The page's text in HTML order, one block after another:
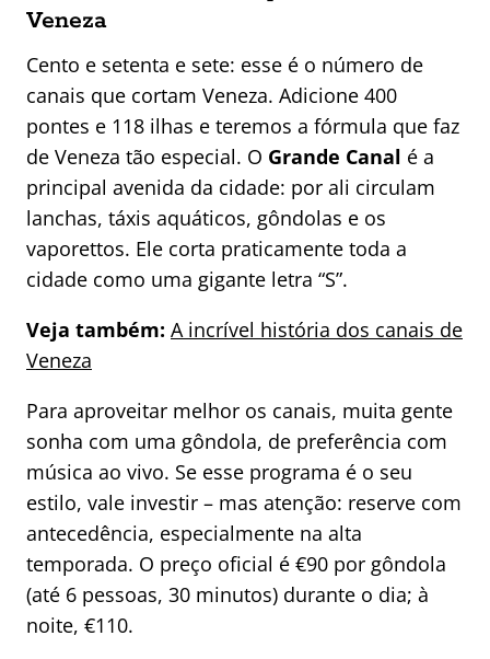
Veneza
Cento e setenta e sete: esse é o número de
canais que cortam Veneza. Adicione 400
pontes e 118 ilhas e teremos a fórmula que faz
de Veneza tão especial. O Grande Canal é a
principal avenida da cidade: por ali circulam
lanchas, táxis aquáticos, gôndolas e os
vaporettos. Ele corta praticamente toda a
cidade como uma gigante letra “S”.
Veja também: A incrível história dos canais de
Veneza
Para aproveitar melhor os canais, muita gente
sonha com uma gôndola, de preferência com
música ao vivo. Se esse programa é o seu
estilo, vale investir – mas atenção: reserve com
antecedência, especialmente na alta
temporada. O preço oficial é €90 por gôndola
(até 6 pessoas, 30 minutos) durante o dia; à
noite, €110.